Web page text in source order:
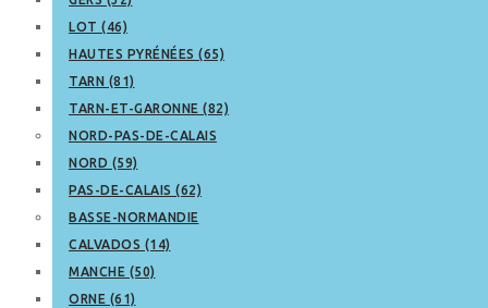
LOT (46)
HAUTES PYRÉNÉES (65)
TARN (81)
TARN-ET-GARONNE (82)
NORD-PAS-DE-CALAIS
NORD (59)
PAS-DE-CALAIS (62)
BASSE-NORMANDIE
CALVADOS (14)
MANCHE (50)
ORNE (61)